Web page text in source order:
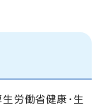
労働省健康・生